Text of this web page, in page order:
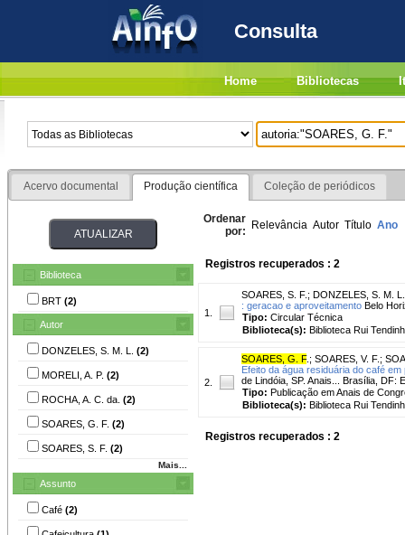
Consulta
Home Bibliotecas
Acervo documental Produção científica Coleção de periódicos
Biblioteca
BRT (2)
Autor
DONZELES, S. M. L. (2)
MORELI, A. P. (2)
ROCHA, A. C. da. (2)
SOARES, G. F. (2)
SOARES, S. F. (2)
Mais...
Assunto
Café (2)
Ordenar
por: Relevância Autor Título Ano
Registros recuperados : 2
1.
SOARES, S. F. ; DONZELES, S. M. L.
: geracao e aproveitamento Belo
Tipo: Circular Técnica
Biblioteca(s): Biblioteca Rui
2.
SOARES, G. F. ; SOARES, V. F. ;
Efeito da água residuária do café em
de Lindóia, SP. Anais... Brasília, DF:
Tipo: Publicação em Anais de
Biblioteca(s): Biblioteca Rui
Registros recuperados : 2